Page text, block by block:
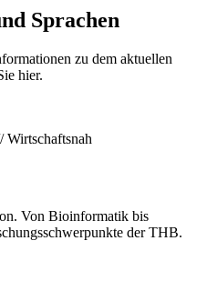
Sprachen
zu dem aktuellen
hier.
Von Bioinformatik bis
der THB.